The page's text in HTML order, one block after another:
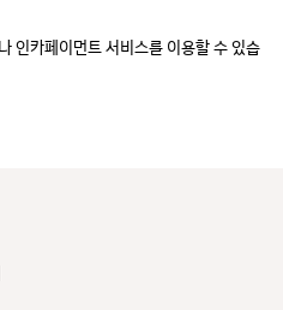
인카페이먼트 서비스를 이용할 수 있습